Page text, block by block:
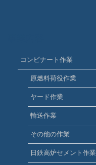
コンビナート作業
原燃料荷役作業
ヤード作業
輸送作業
その他の作業
日鉄高炉セメント作業